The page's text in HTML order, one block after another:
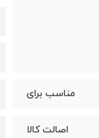
مناسب برای
اصالت کالا